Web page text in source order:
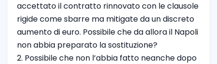
accettato il contratto rinnovato con le clausole
rigide come sbarre ma mitigate da un discreto
aumento di euro. Possibile che da allora il Napoli
non abbia preparato la sostituzione?
2. Possibile che non l’abbia fatto neanche dopo